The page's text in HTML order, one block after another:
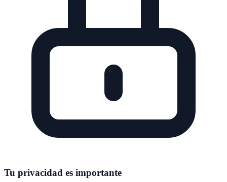
Tu privacidad es importante